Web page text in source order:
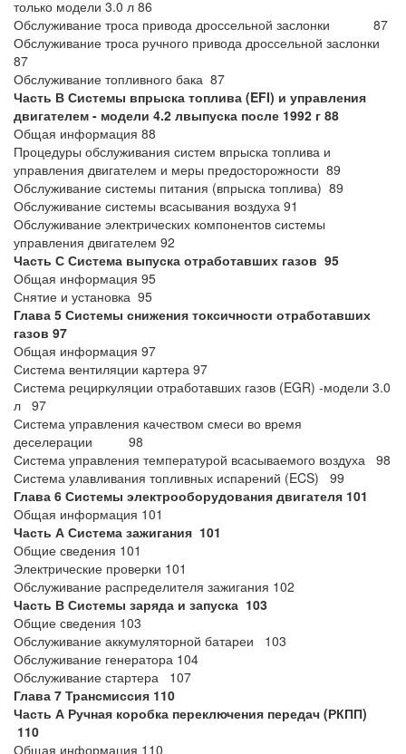
только модели 3.0 л 86
Обслуживание троса привода дроссельной заслонки 87
Обслуживание троса ручного привода дроссельной заслонки
87
Обслуживание топливного бака 87
Часть В Системы впрыска топлива (EFI) и управления
двигателем - модели 4.2 лвыпуска после 1992 г 88
Общая информация 88
Процедуры обслуживания систем впрыска топлива и
управления двигателем и меры предосторожности 89
Обслуживание системы питания (впрыска топлива) 89
Обслуживание системы всасывания воздуха 91
Обслуживание электрических компонентов системы
управления двигателем 92
Часть С Система выпуска отработавших газов 95
Общая информация 95
Снятие и установка 95
Глава 5 Системы снижения токсичности отработавших
газов 97
Общая информация 97
Система вентиляции картера 97
Система рециркуляции отработавших газов (EGR) -модели 3.0
л 97
Система управления качеством смеси во время
деселерации 98
Система управления температурой всасываемого воздуха 98
Система улавливания топливных испарений (ECS) 99
Глава 6 Системы электрооборудования двигателя 101
Общая информация 101
Часть А Система зажигания 101
Общие сведения 101
Электрические проверки 101
Обслуживание распределителя зажигания 102
Часть В Системы заряда и запуска 103
Общие сведения 103
Обслуживание аккумуляторной батареи 103
Обслуживание генератора 104
Обслуживание стартера 107
Глава 7 Трансмиссия 110
Часть А Ручная коробка переключения передач (РКПП)
110
Общая информация 110